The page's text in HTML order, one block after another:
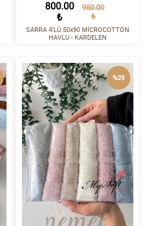
800.00
₺
950.00
₺
SARRA 4’LÜ 50x90 MİCROCOTTON
HAVLU - KARDELEN
%29